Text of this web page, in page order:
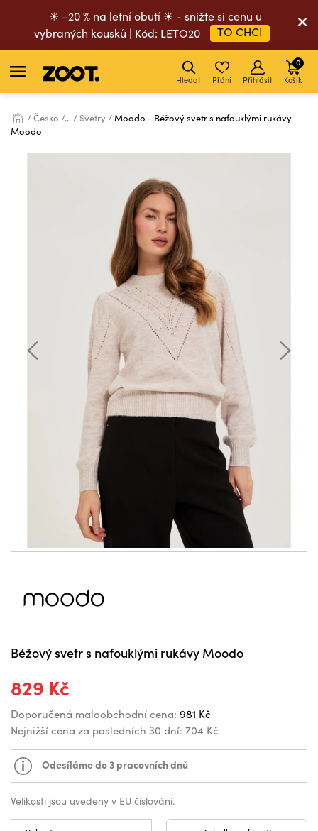
☀ –20 % na letní obutí ☀ - snižte si cenu u
vybraných kousků | Kód: LETO20
TO CHCI
Hledat Přání Přihlásit Košík
0
Česko ... Svetry
Moodo - Béžový svetr s nafouklými rukávy
Moodo
Béžový svetr s nafouklými rukávy Moodo
829 Kč
Doporučená maloobchodní cena: 981 Kč
Nejnižší cena za posledních 30 dní: 704 Kč
Odesíláme do 3 pracovních dnů
Velikosti jsou uvedeny v EU číslování.